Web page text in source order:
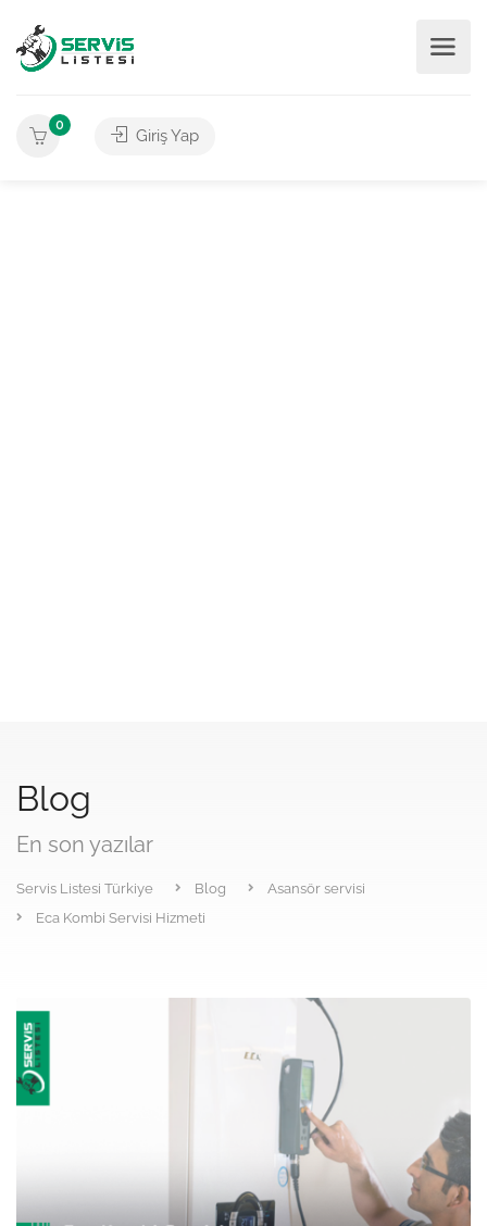
0
Giriş Yap
Blog
En son yazılar
Servis Listesi Türkiye Blog
Asansör servisi
Eca Kombi Servisi Hizmeti